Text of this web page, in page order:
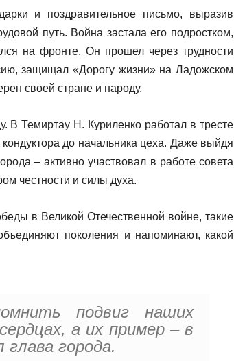
и поздравительное письмо, выразив
путь. Война застала его подростком,
на фронте. Он прошел через трудности
защищал «Дорогу жизни» на Ладожском
своей стране и народу.
В Темиртау Н. Куриленко работал в тресте
до начальника цеха. Даже выйдя
– активно участвовал в работе совета
честности и силы духа.
в Великой Отечественной войне, такие
поколения и напоминают, какой
подвиг наших
а их пример – в
глава города.